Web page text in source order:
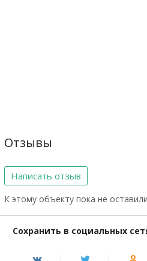
Отзывы
Написать отзыв
К этому объекту пока не
Сохранить в социальных